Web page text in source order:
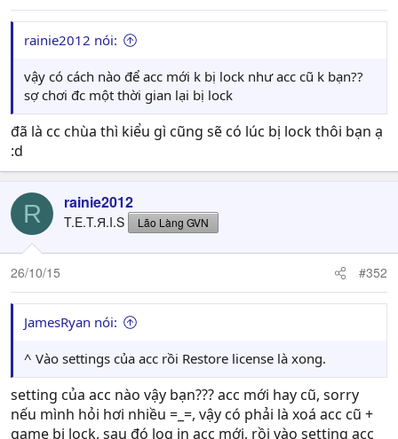
rainie2012 nói:
vậy có cách nào để acc mới k bị lock như acc cũ k bạn??
sợ chơi đc một thời gian lại bị lock
đã là cc chùa thì kiểu gì cũng sẽ có lúc bị lock thôi bạn ạ
:d
R rainie2012
T.E.T.Я.I.S Lão Làng GVN
26/10/15 #352
JamesRyan nói:
^ Vào settings của acc rồi Restore license là xong.
setting của acc nào vậy bạn??? acc mới hay cũ, sorry
nếu mình hỏi hơi nhiều =_=, vậy có phải là xoá acc cũ +
game bị lock, sau đó log in acc mới, rồi vào setting acc